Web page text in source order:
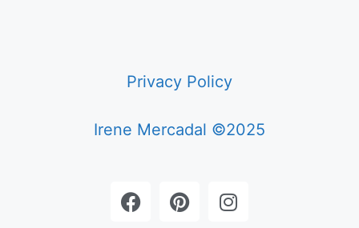
Privacy Policy
Irene Mercadal ©2025